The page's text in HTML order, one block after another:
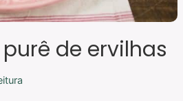
de ervilhas